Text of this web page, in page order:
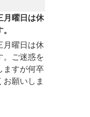
月曜日は休
月曜日は休
。ご迷惑を
ますが何卒
お願いしま